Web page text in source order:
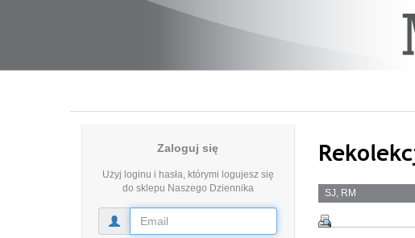
Zaloguj się
Użyj loginu i hasła, którymi logujesz się
do sklepu Naszego Dziennika
SJ, RM